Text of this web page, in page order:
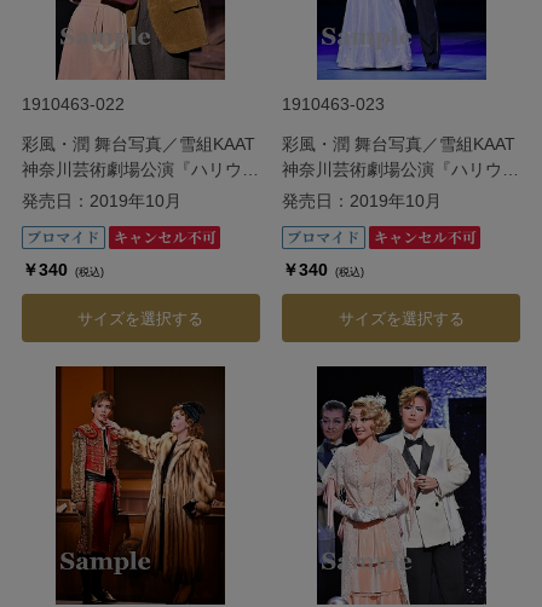
1910463-022
彩風・潤 舞台写真／雪組KAAT
神奈川芸術劇場公演『ハリウッ
ド・ゴシップ』
発売日：2019年10月
￥340 (税込)
サイズを選択する
1910463-023
彩風・潤 舞台写真／雪組KAAT
神奈川芸術劇場公演『ハリウッ
ド・ゴシップ』
発売日：2019年10月
￥340 (税込)
サイズを選択する